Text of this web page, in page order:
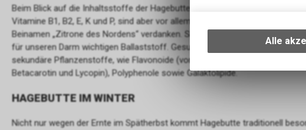
Beim Blick auf die Inhaltsstoffe der Hagebutten wird einem warm ums Herz:
Vitamine B1, B2, E, K und P, sind aber vor allem für ihren hohen Gehalt an
Beinamen „Zitrone des Nordens“ verdanken. Sie liefern aber auch sehr viel
für unseren Darm wichtigen Ballaststoff. Gesundheitsrelevant sind darüber
sekundäre Pflanzenstoffe, wie Flavonoide (vor allem Quercetin und
Betacarotin und Lycopin), Polyphenole sowie Galaktolipide.
HAGEBUTTE IM WINTER
Nicht nur wegen der Ernte im Spätherbst kommt Hagebutte traditionell
Ihrem
zulassen.
Alle